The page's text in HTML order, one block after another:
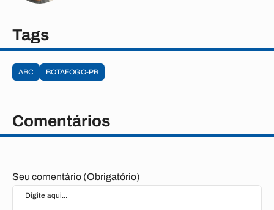
Tags
ABC BOTAFOGO-PB
Comentários
Seu comentário (Obrigatório)